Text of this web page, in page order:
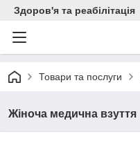
Здоров'я та реабілітація
Товари та послуги
Жіноча медична взуття